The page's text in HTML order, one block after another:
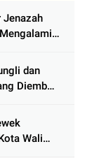
Jenazah
dan
Diembat,
Mushola
Wali